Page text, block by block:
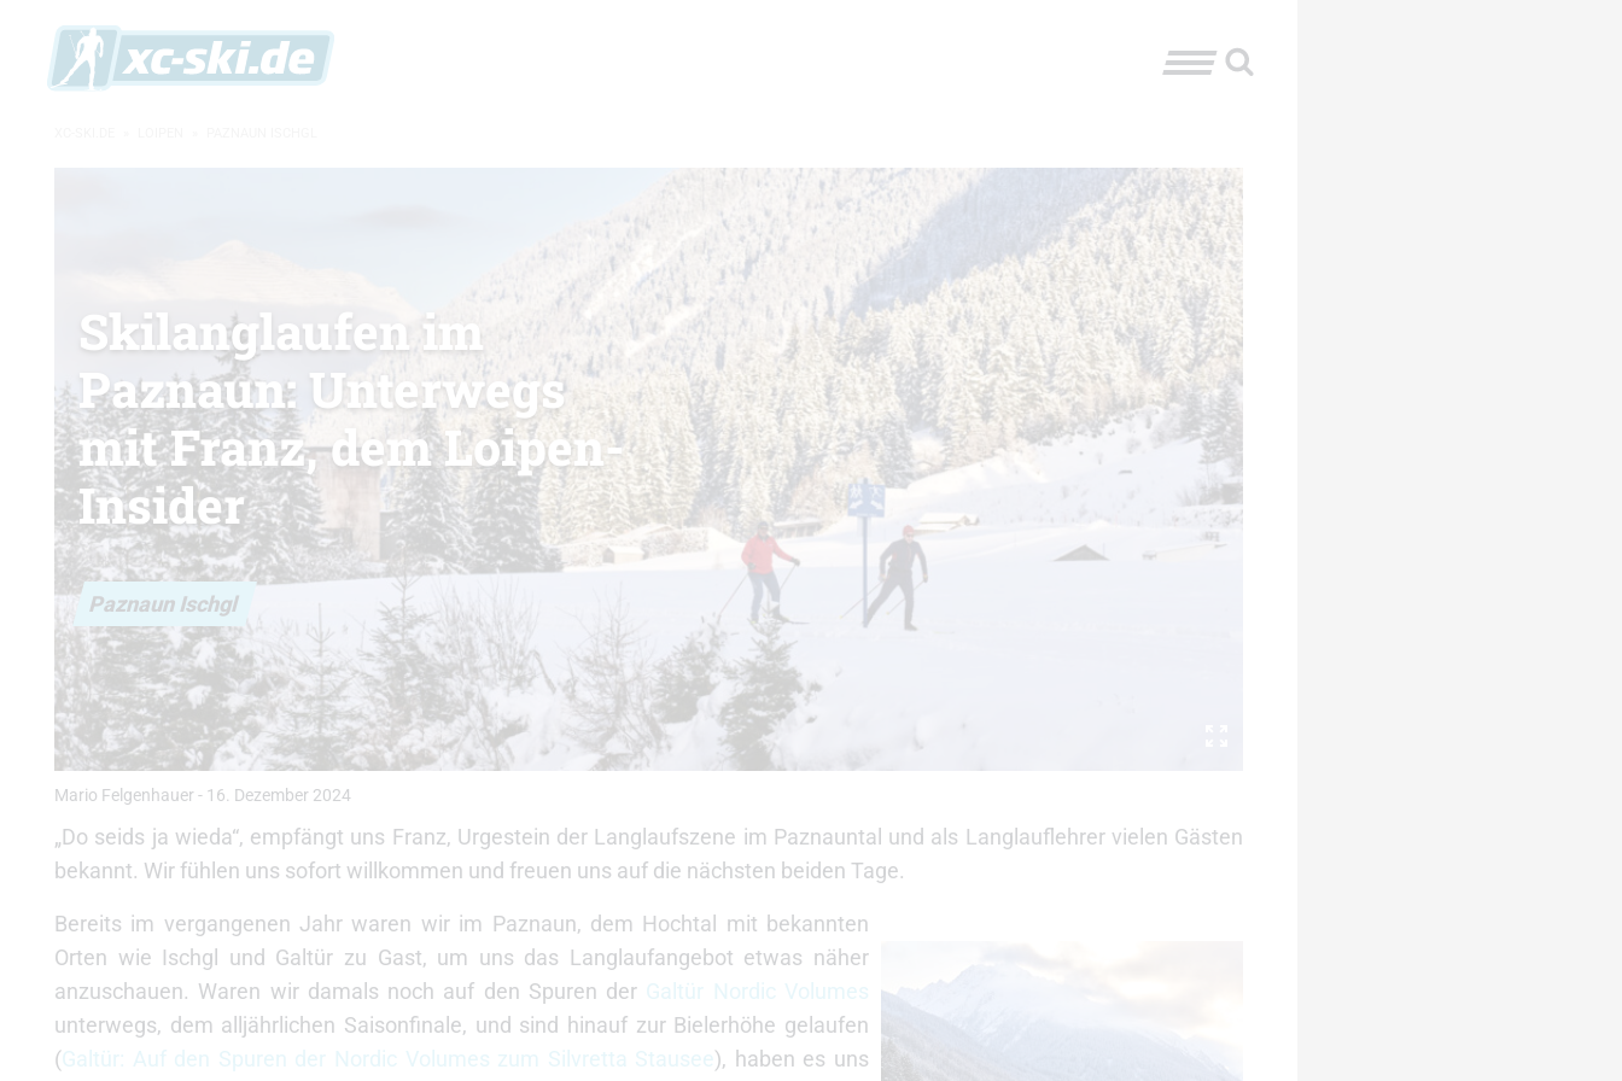
Paznaun Ischgl
Skilanglaufen im
Paznaun: Unterwegs
mit Franz, dem Loipen-
Insider
Mario Felgenhauer - 16. Dezember 2024
„Do seids ja wieda“, empfängt uns Franz, Urgestein der Langlaufszene im Paznauntal und als Langlauflehrer vielen Gästen
bekannt. Wir fühlen uns sofort willkommen und freuen uns auf die nächsten beiden Tage.
Bereits im vergangenen Jahr waren wir im Paznaun, dem Hochtal mit bekannten
Orten wie Ischgl und Galtür zu Gast, um uns das Langlaufangebot etwas näher
anzuschauen. Waren wir damals noch auf den Spuren der Galtür Nordic Volumes
unterwegs, dem alljährlichen Saisonfinale, und sind hinauf zur Bielerhöhe gelaufen
(Galtür: Auf den Spuren der Nordic Volumes zum Silvretta Stausee), haben es uns